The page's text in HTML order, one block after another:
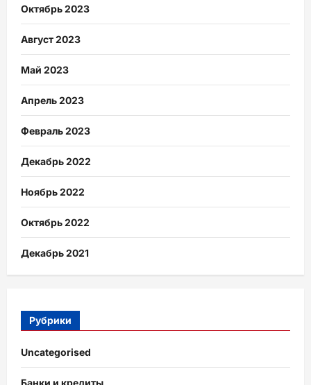
Октябрь 2023
Август 2023
Май 2023
Апрель 2023
Февраль 2023
Декабрь 2022
Ноябрь 2022
Октябрь 2022
Декабрь 2021
Рубрики
Uncategorised
Банки и кредиты